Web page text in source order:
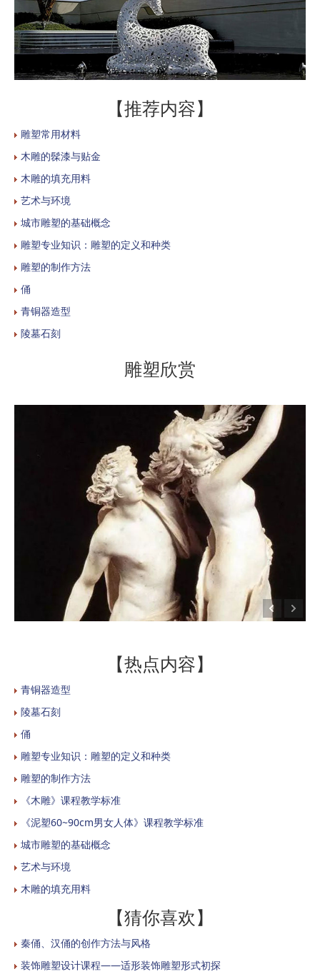
【推荐内容】
雕塑常用材料
木雕的髹漆与贴金
木雕的填充用料
艺术与环境
城市雕塑的基础概念
雕塑专业知识：雕塑的定义和种类
雕塑的制作方法
俑
青铜器造型
陵墓石刻
雕塑欣赏
【热点内容】
青铜器造型
陵墓石刻
俑
雕塑专业知识：雕塑的定义和种类
雕塑的制作方法
《木雕》课程教学标准
《泥塑60~90cm男女人体》课程教学标准
城市雕塑的基础概念
艺术与环境
木雕的填充用料
【猜你喜欢】
秦俑、汉俑的创作方法与风格
装饰雕塑设计课程——适形装饰雕塑形式初探